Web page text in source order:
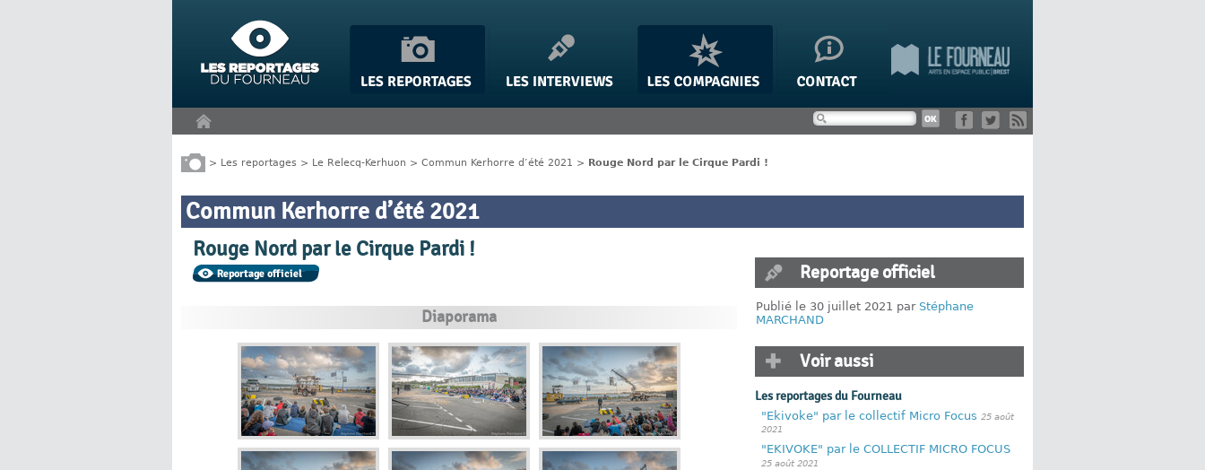
> Les reportages > Le Relecq-Kerhuon > Commun Kerhorre d’été 2021 > Rouge Nord par le Cirque Pardi !
Commun Kerhorre d’été 2021
Rouge Nord par le Cirque Pardi !
Diaporama
Reportage officiel
Publié le 30 juillet 2021 par Stéphane
MARCHAND
Voir aussi
Les reportages du Fourneau
"Ekivoke" par le collectif Micro Focus 25 août
2021
"EKIVOKE" par le COLLECTIF MICRO FOCUS
25 août 2021